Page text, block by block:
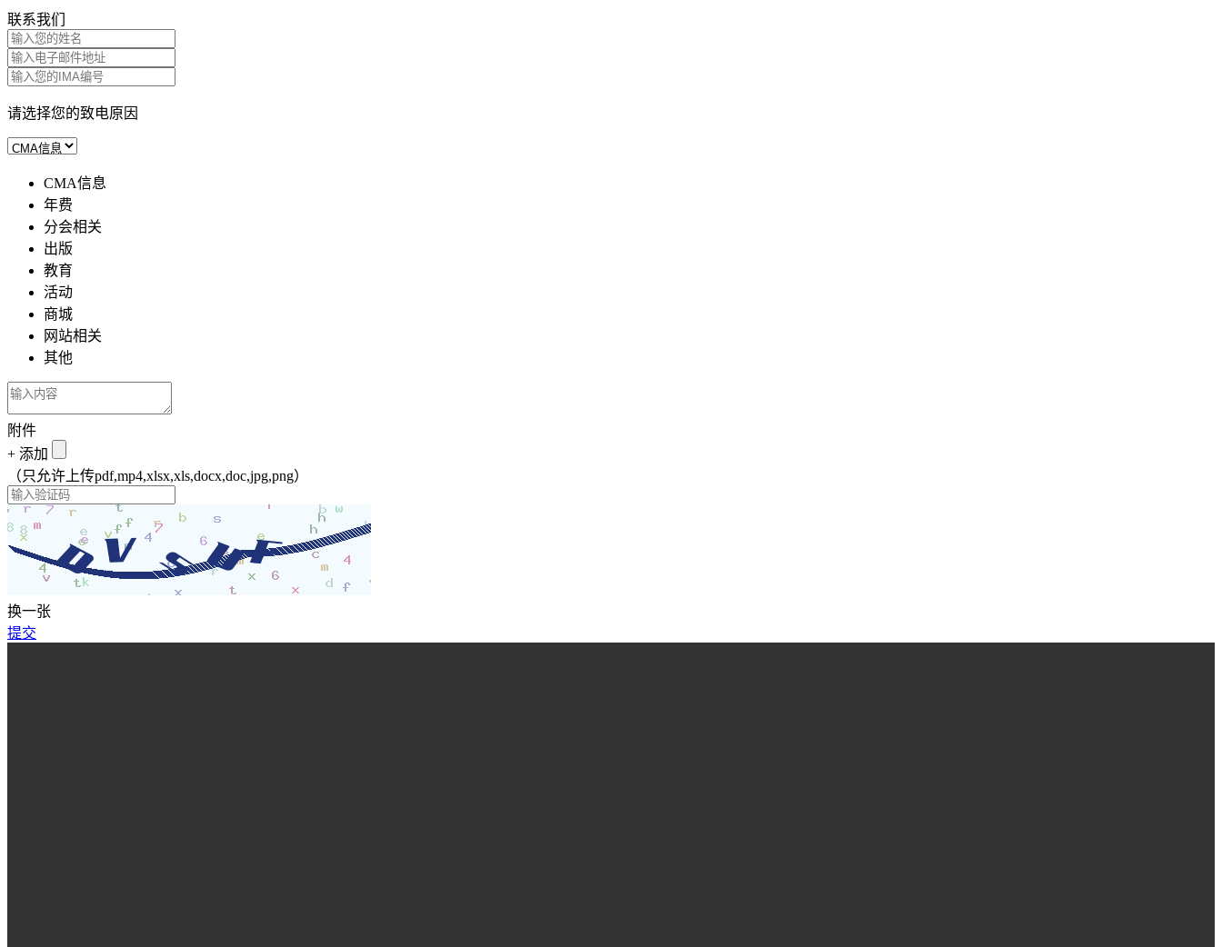
联系我们
请选择您的致电原因
CMA信息
年费
分会相关
出版
教育
活动
商城
网站相关
其他
附件
+ 添加
（只允许上传pdf,mp4,xlsx,xls,docx,doc,jpg,png）
换一张
提交